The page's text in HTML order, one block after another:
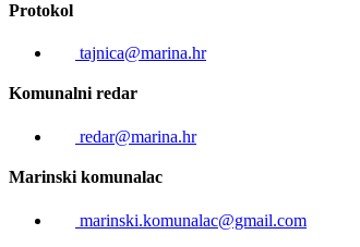
Protokol
tajnica@marina.hr
Komunalni redar
redar@marina.hr
Marinski komunalac
marinski.komunalac@gmail.com